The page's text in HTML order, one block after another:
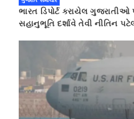
ભારત ડિપોર્ટ કરાયેલ ગુજરાતીઓ
સહાનુભૂતિ દર્શાવે તેવી નીતિન